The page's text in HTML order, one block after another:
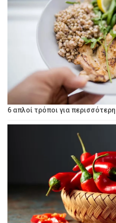
6 απλοί τρόποι για